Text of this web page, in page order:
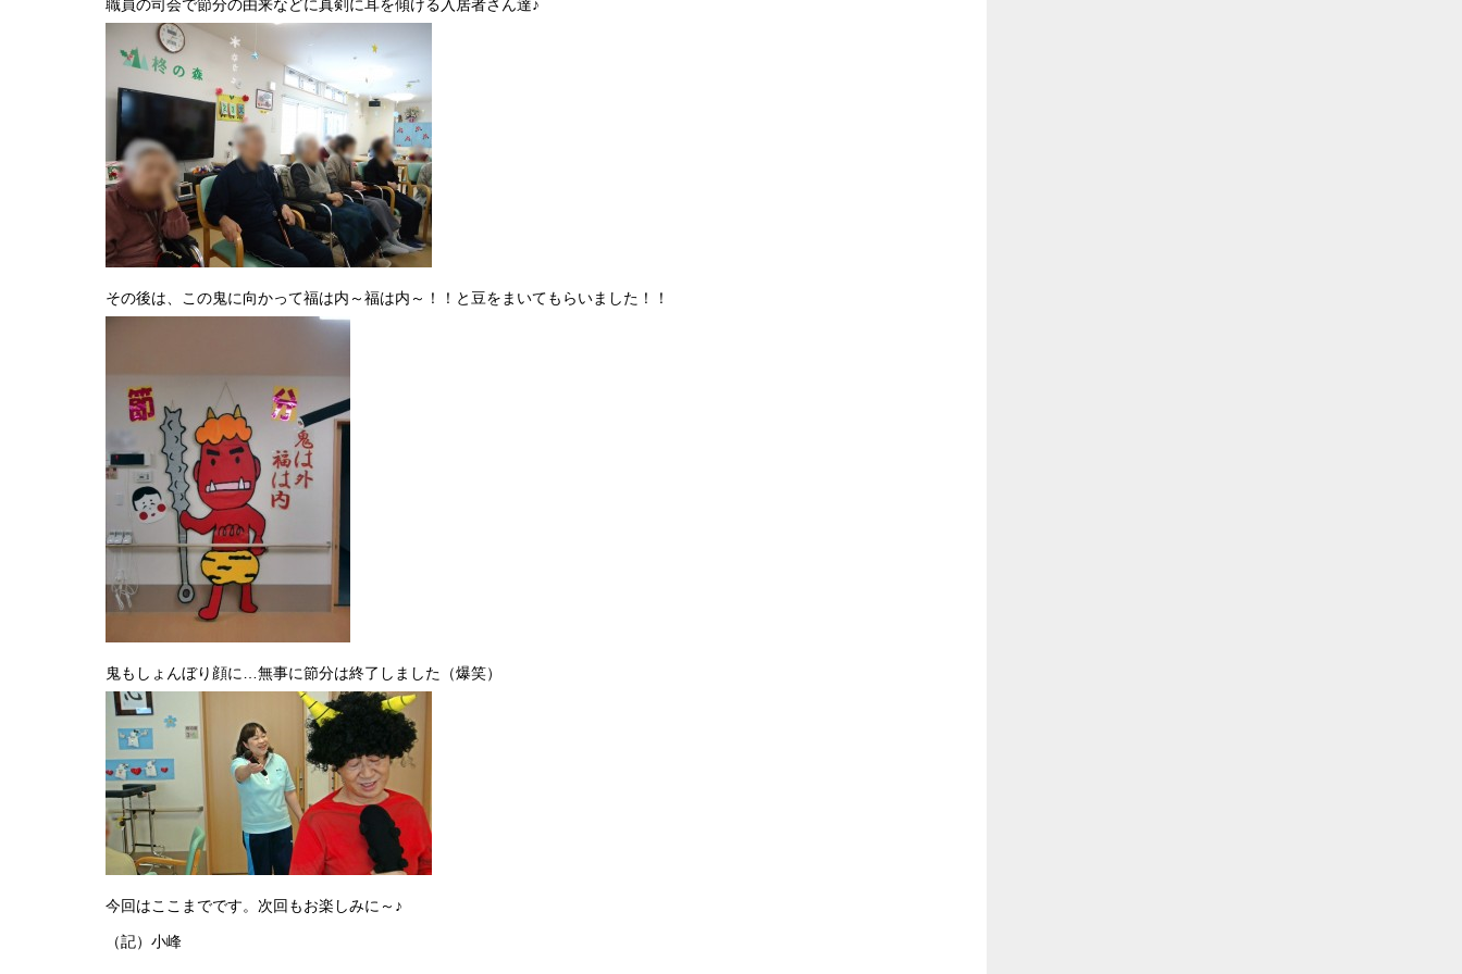
職員の司会で節分の由来などに真剣に耳を傾ける入居者さん達♪
その後は、この鬼に向かって福は内～福は内～！！と豆をまいてもらいました！！
鬼もしょんぼり顔に…無事に節分は終了しました（爆笑）
今回はここまでです。次回もお楽しみに～♪
（記）小峰